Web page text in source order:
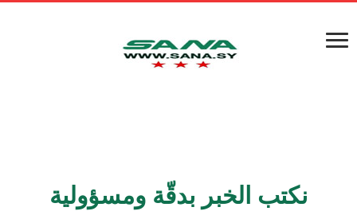
نكتب الخبر بدقّة ومسؤولية